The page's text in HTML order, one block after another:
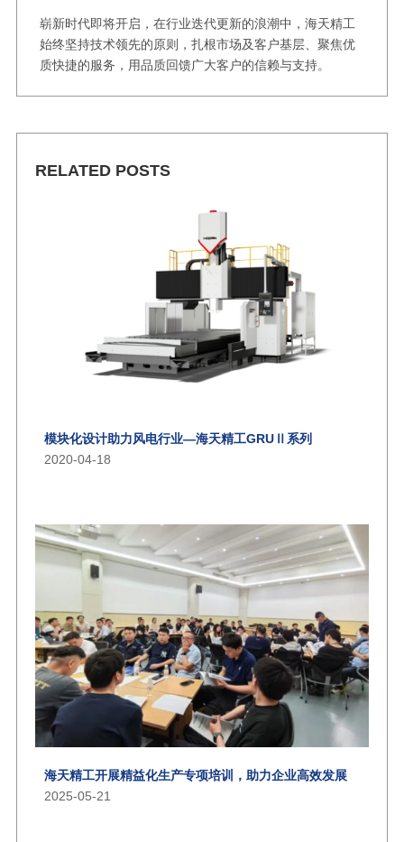
崭新时代即将开启，在行业迭代更新的浪潮中，海天精工
始终坚持技术领先的原则，扎根市场及客户基层、聚焦优
质快捷的服务，用品质回馈广大客户的信赖与支持。
RELATED POSTS
模块化设计助力风电行业—海天精工GRUⅡ系列
2020-04-18
海天精工开展精益化生产专项培训，助力企业高效发展
2025-05-21